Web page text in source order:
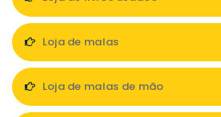
Loja de malas
Loja de malas de mão